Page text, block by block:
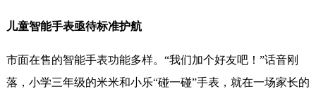
儿童智能手表亟待标准护航
市面在售的智能手表功能多样。“我们加个好友吧！”话音刚
落，小学三年级的米米和小乐“碰一碰”手表，就在一场家长的